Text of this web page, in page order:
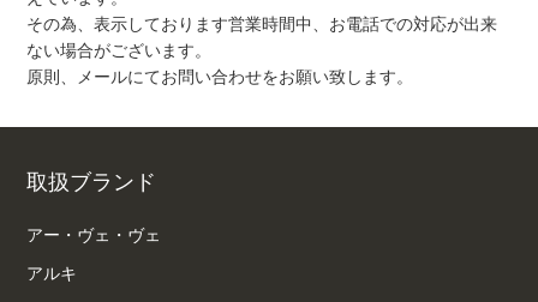
その為、表示しております営業時間中、お電話での対応が出来
ない場合がございます。
原則、メールにてお問い合わせをお願い致します。
取扱ブランド
アー・ヴェ・ヴェ
アルキ